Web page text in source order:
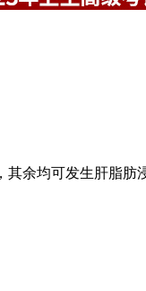
余均可发生肝脂肪